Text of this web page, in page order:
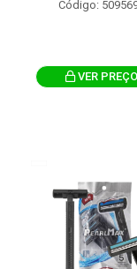
Código:
VER PREÇO